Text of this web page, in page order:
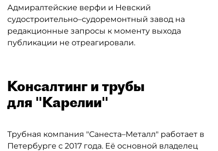
Адмиралтейские верфи и Невский
судостроительно–судоремонтный завод на
редакционные запросы к моменту выхода
публикации не отреагировали.
Консалтинг и трубы
для "Карелии"
Трубная компания "Санеста–Металл" работает в
Петербурге с 2017 года. Её основной владелец